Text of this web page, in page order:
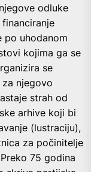
odluke
po uhodanom
kojima ga se
se
njegovo
strah od
arhive koji bi
(lustraciju),
za počinitelje
75 godina